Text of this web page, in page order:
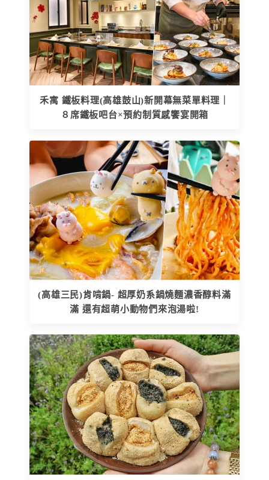
禾寓 鐵板料理(高雄鼓山)新開幕無菜單料理｜
８席鐵板吧台×預約制質感饗宴開箱
(高雄三民)肯啃鍋- 超厚奶系鍋燒麵濃香醇料滿
滿 還有超萌小動物們來泡湯啦!